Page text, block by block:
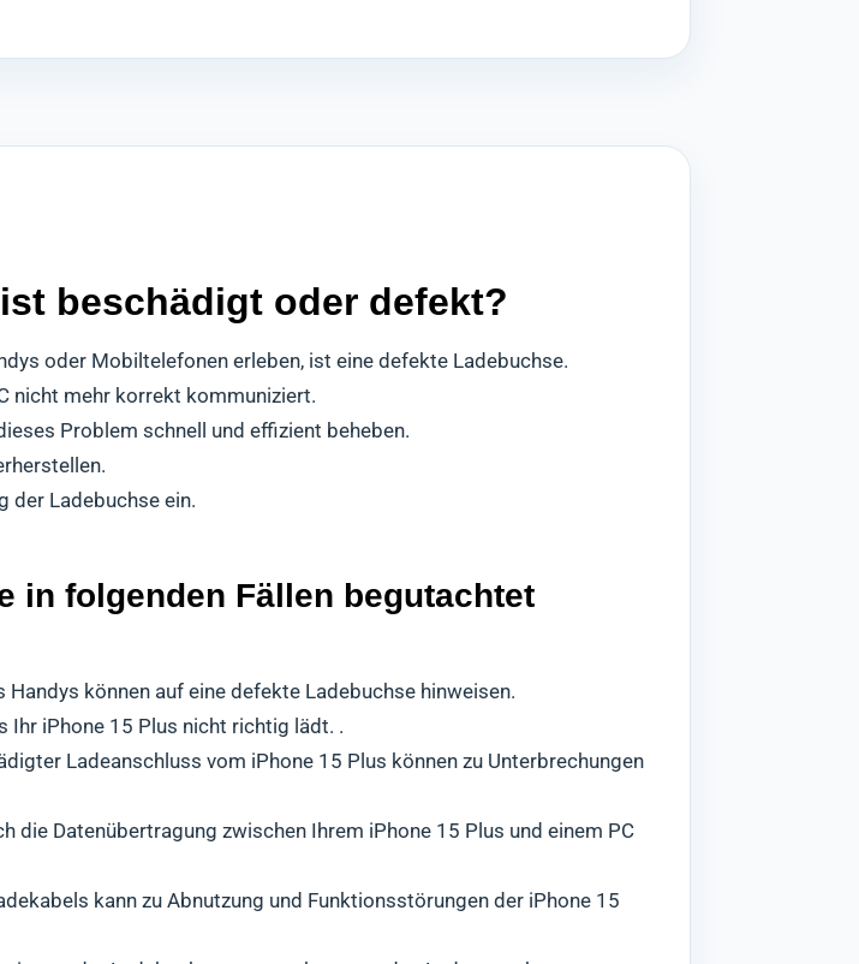
beschädigt oder defekt?
oder Mobiltelefonen erleben, ist eine defekte Ladebuchse.
nicht mehr korrekt kommuniziert.
Problem schnell und effizient beheben.
der Ladebuchse ein.
in folgenden Fällen begutachtet
können auf eine defekte Ladebuchse hinweisen.
Ihr iPhone 15 Plus nicht richtig lädt. .
Ladeanschluss vom iPhone 15 Plus können zu Unterbrechungen
die Datenübertragung zwischen Ihrem iPhone 15 Plus und einem PC
kann zu Abnutzung und Funktionsstörungen der iPhone 15